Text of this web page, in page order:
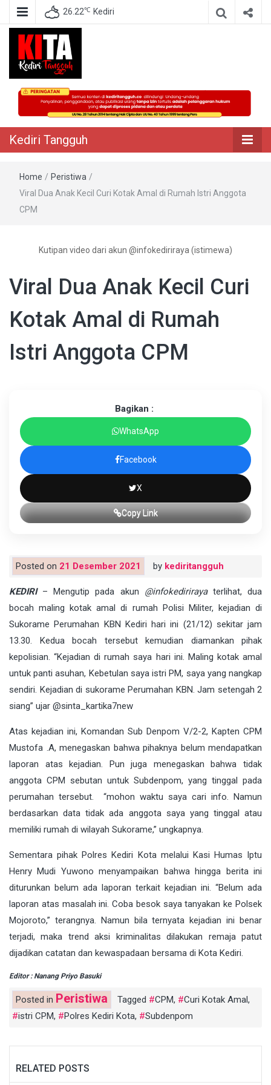
26.22℃ Kediri
Kediri Tangguh
Berita Akurat Terpercaya
Kediri Tangguh
Home / Peristiwa /
Viral Dua Anak Kecil Curi Kotak Amal di Rumah Istri Anggota
CPM
Kutipan video dari akun @infokediriraya (istimewa)
Viral Dua Anak Kecil Curi
Kotak Amal di Rumah
Istri Anggota CPM
Bagikan :
WhatsApp
Facebook
X
Copy Link
Posted on 21 Desember 2021 by kediritangguh
KEDIRI– Mengutip pada akun @infokedirirayaterlihat, dua
bocah maling kotak amal di rumah Polisi Militer, kejadian di
Sukorame Perumahan KBN Kediri hari ini (21/12) sekitar jam
13.30. Kedua bocah tersebut kemudian diamankan pihak
kepolisian. “Kejadian di rumah saya hari ini. Maling kotak amal
untuk panti asuhan, Kebetulan saya istri PM, saya yang nangkap
sendiri. Kejadian di sukorame Perumahan KBN. Jam setengah 2
siang” ujar @sinta_kartika7new
Atas kejadian ini, Komandan Sub Denpom V/2-2, Kapten CPM
Mustofa .A, menegaskan bahwa pihaknya belum mendapatkan
laporan atas kejadian. Pun juga menegaskan bahwa tidak
anggota CPM sebutan untuk Subdenpom, yang tinggal pada
perumahan tersebut. “mohon waktu saya cari info. Namun
berdasarkan data tidak ada anggota saya yang tinggal atau
memiliki rumah di wilayah Sukorame,” ungkapnya.
Sementara pihak Polres Kediri Kota melalui Kasi Humas Iptu
Henry Mudi Yuwono menyampaikan bahwa hingga berita ini
diturunkan belum ada laporan terkait kejadian ini. “Belum ada
laporan atas masalah ini. Coba besok saya tanyakan ke Polsek
Mojoroto,” terangnya. Namun bila ternyata kejadian ini benar
terjadi, maka trend aksi kriminalitas dilakukan remaja patut
dijadikan catatan dan kewaspadaan bersama di Kota Kediri.
Editor : Nanang Priyo Basuki
Posted in Peristiwa Tagged CPM, Curi Kotak Amal,
istri CPM, Polres Kediri Kota, Subdenpom
RELATED POSTS